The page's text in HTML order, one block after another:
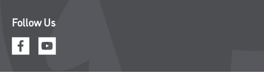
Follow Us